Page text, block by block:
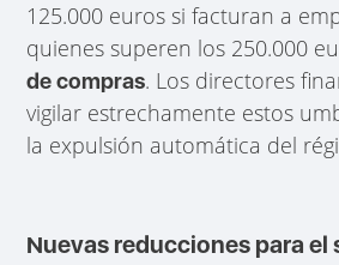
125.000 euros si facturan a
quienes superen los 250.000
de compras. Los directores
vigilar estrechamente estos
la expulsión automática del
Nuevas reducciones para